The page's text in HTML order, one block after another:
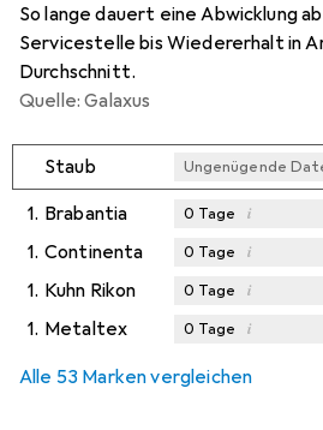
So lange dauert eine Abwicklung
Servicestelle bis Wiedererhalt in
Durchschnitt.
Quelle: Galaxus
Staub Ungenügende
1. Brabantia 0 Tage i
1. Continenta 0 Tage i
1. Kuhn Rikon 0 Tage i
1. Metaltex 0 Tage i
Alle 53 Marken vergleichen